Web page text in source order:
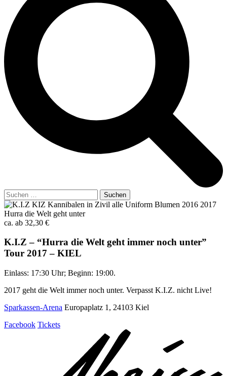
Suchen
nach:
ca. ab 32,30 €
K.I.Z – “Hurra die Welt geht immer noch unter”
Tour 2017 – KIEL
Einlass: 17:30 Uhr; Beginn: 19:00.
2017 geht die Welt immer noch unter. Verpasst K.I.Z. nicht Live!
Sparkassen-Arena Europaplatz 1, 24103 Kiel
Facebook Tickets